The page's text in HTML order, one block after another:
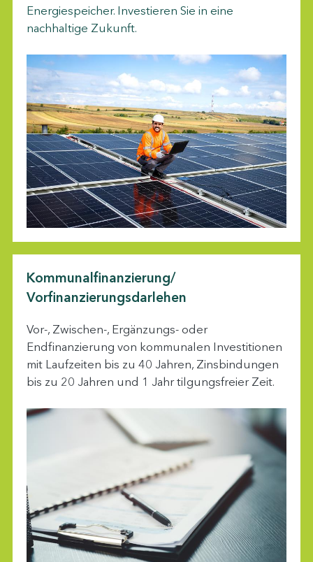
Energiespeicher. Investieren Sie in eine
nachhaltige Zukunft.
Kommunalfinanzierung/
Vorfinanzierungsdarlehen
Vor-, Zwischen-, Ergänzungs- oder
Endfinanzierung von kommunalen Investitionen
mit Laufzeiten bis zu 40 Jahren, Zinsbindungen
bis zu 20 Jahren und 1 Jahr tilgungsfreier Zeit.